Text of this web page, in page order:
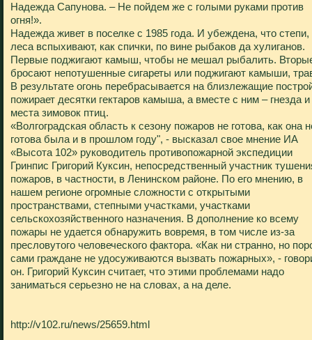
Надежда Сапунова. – Не пойдем же с голыми руками против
огня!».
Надежда живет в поселке с 1985 года. И убеждена, что степи,
леса вспыхивают, как спички, по вине рыбаков да хулиганов.
Первые поджигают камыш, чтобы не мешал рыбалить.
бросают непотушенные сигареты или поджигают камыши,
В результате огонь перебрасывается на близлежащие
пожирает десятки гектаров камыша, а вместе с ним – гнезда и
места зимовок птиц.
«Волгоградская область к сезону пожаров не готова, как она
готова была и в прошлом году", - высказал свое мнение ИА
«Высота 102» руководитель противопожарной экспедиции
Гринпис Григорий Куксин, непосредственный участник
пожаров, в частности, в Ленинском районе. По его мнению, в
нашем регионе огромные сложности с открытыми
пространствами, степными участками, участками
сельскохозяйственного назначения. В дополнение ко всему
пожары не удается обнаружить вовремя, в том числе из-за
пресловутого человеческого фактора. «Как ни странно, но
сами граждане не удосуживаются вызвать пожарных», -
он. Григорий Куксин считает, что этими проблемами надо
заниматься серьезно не на словах, а на деле.
http://v102.ru/news/25659.html